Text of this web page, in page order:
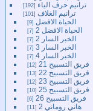
ترانيم حرف الياء 192
ترانيم الغلاف 101
الحياة الافضل 9
الحياة الافضل 2 7
الخبر السار 2 7
الخبر السار 3 7
الخبر السار 4 7
فريق التسبيح 21 12
فريق التسبيح 22 13
فريق التسبيح 23 12
فريق التسبيح 25 10
فريق التسبيح 26 6
هاني روماني 2 11